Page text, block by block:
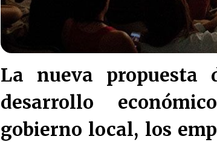
La nueva propuesta
desarrollo
gobierno local, los